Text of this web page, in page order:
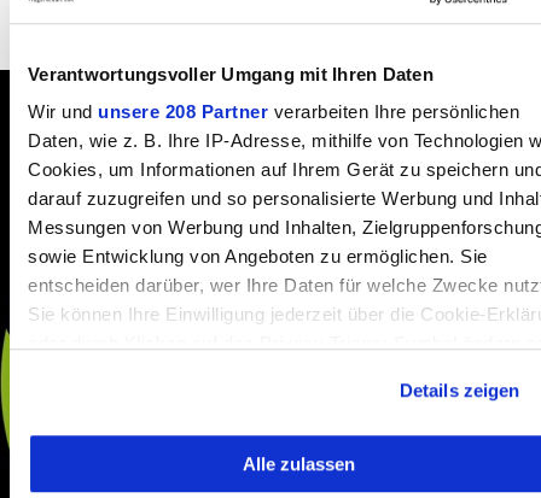
Verantwortungsvoller Umgang mit Ihren Daten
Wir und unsere 208 Partner verarbeiten Ihre persönlichen
Daten, wie z. B. Ihre IP-Adresse, mithilfe von Technologien
Cookies, um Informationen auf Ihrem Gerät zu speichern
darauf zuzugreifen und so personalisierte Werbung und
Messungen von Werbung und Inhalten,
sowie Entwicklung von Angeboten zu ermöglichen. Sie
entscheiden darüber, wer Ihre Daten für welche Zwecke
Sie können Ihre Einwilligung jederzeit über die Cookie-
Informationen über Ihre geografische Lage erfassen,
welche bis auf einige Meter genau sein können
Details zeigen
Alle zulassen
Grillplausch